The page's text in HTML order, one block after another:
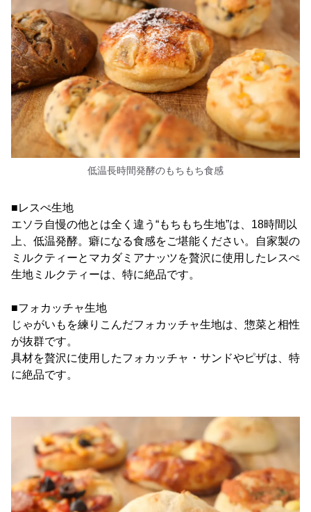
低温長時間発酵のもちもち食感
■レスぺ生地
エソラ自慢の他とは全く違う“もちもち生地”は、18時間以
上、低温発酵。癖になる食感をご堪能ください。自家製の
ミルクティーとマカダミアナッツを贅沢に使用したレスぺ
生地ミルクティーは、特に絶品です。
■フォカッチャ生地
じゃがいもを練りこんだフォカッチャ生地は、惣菜と相性
が抜群です。
具材を贅沢に使用したフォカッチャ・サンドやピザは、特
に絶品です。